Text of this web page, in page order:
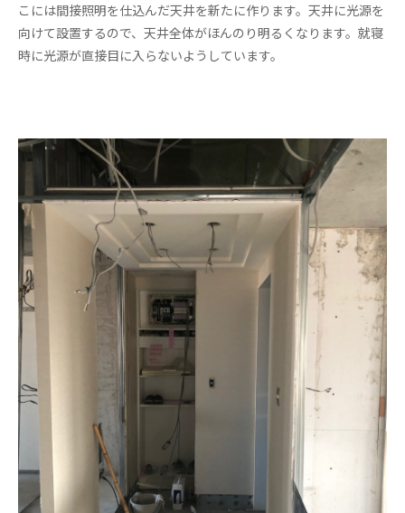
こには間接照明を仕込んだ天井を新たに作ります。天井に光源を
向けて設置するので、天井全体がほんのり明るくなります。就寝
時に光源が直接目に入らないようしています。